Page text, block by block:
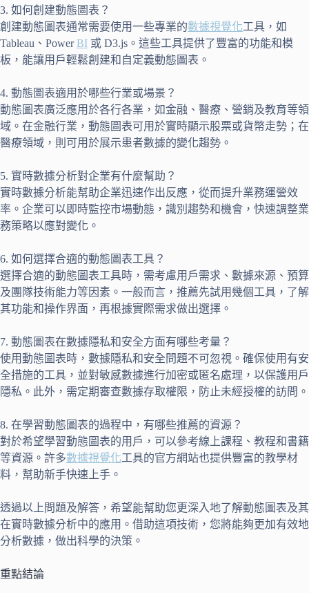
3. 如何創建動態圖表？
創建動態圖表通常需要使用一些專業的數據視覺化工具，如
Tableau、PowerBI 或 D3.js。這些工具提供了豐富的功能和模
板，能讓用戶輕鬆創建和自定義動態圖表。
4. 動態圖表適用於哪些行業或場景？
動態圖表廣泛應用於各行各業，如金融、醫療、營銷及教育等領
域。在金融行業，動態圖表可用於實時顯示股票或貨幣走勢；在
醫療領域，則可用於展示患者數據的變化趨勢。
5. 實時數據分析對企業有什麼幫助？
實時數據分析能幫助企業迅速作出反應，從而提升業務運營效
率。企業可以即時監控市場動態，識別趨勢和機會，快速調整業
務策略以應對變化。
6. 如何選擇合適的動態圖表工具？
選擇合適的動態圖表工具時，需考慮用戶需求、數據來源、預算
及團隊技術能力等因素。一般而言，推薦先試用幾個工具，了解
其功能和操作界面，再根據實際需求做出選擇。
7. 動態圖表在數據隱私和安全方面有哪些考量？
使用動態圖表時，數據隱私和安全問題不可忽視。確保使用有安
全措施的工具，並對敏感數據進行加密或匿名處理，以保護用戶
隱私。此外，需定期審查數據存取權限，防止未經授權的訪問。
8. 在學習動態圖表的過程中，有哪些推薦的資源？
對於希望學習動態圖表的用戶，可以參考線上課程、教程和書籍
等資源。許多數據視覺化工具的官方網站也提供豐富的教學材
料，幫助新手快速上手。
透過以上問題及解答，希望能幫助您更深入地了解動態圖表及其
在實時數據分析中的應用。借助這項技術，您將能夠更加有效地
分析數據，做出科學的決策。
重點結論